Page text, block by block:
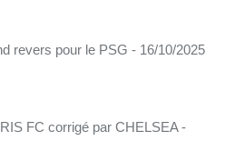
revers pour le PSG - 16/10/2025
FC corrigé par CHELSEA -